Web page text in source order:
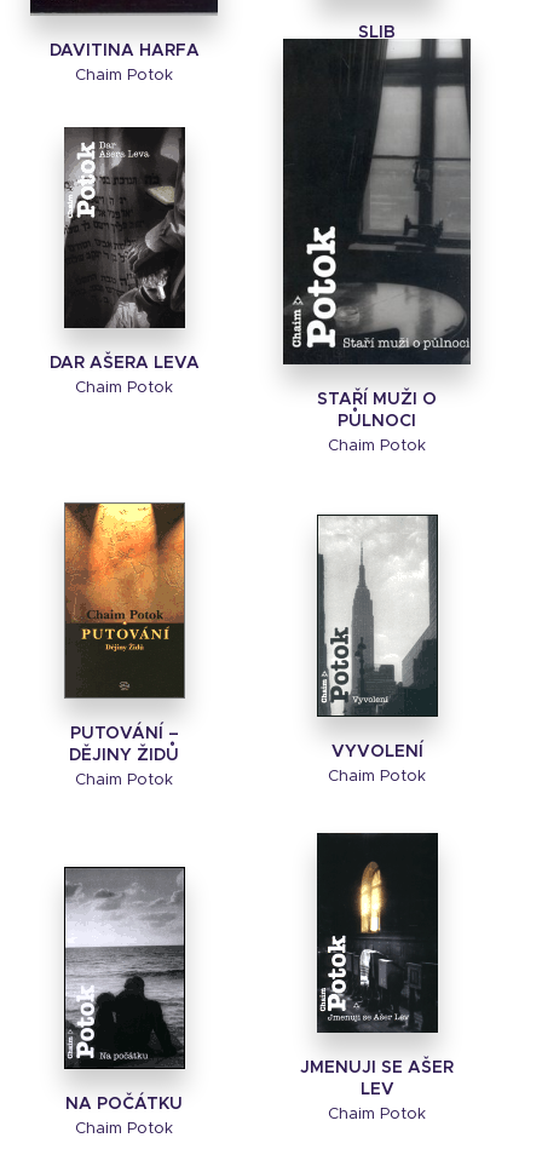
DAVITINA HARFA
Chaim Potok
SLIB
Chaim Potok
DAR AŠERA LEVA
Chaim Potok
STAŘÍ MUŽI O
PŮLNOCI
Chaim Potok
PUTOVÁNÍ –
DĚJINY ŽIDŮ
Chaim Potok
VYVOLENÍ
Chaim Potok
NA POČÁTKU
Chaim Potok
JMENUJI SE AŠER
LEV
Chaim Potok